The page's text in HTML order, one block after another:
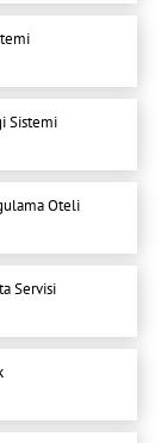
Sistemi
Oteli
Servisi